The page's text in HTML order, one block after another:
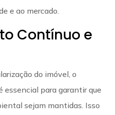
e ao mercado.
Contínuo e
do imóvel, o
para garantir que
sejam mantidas. Isso